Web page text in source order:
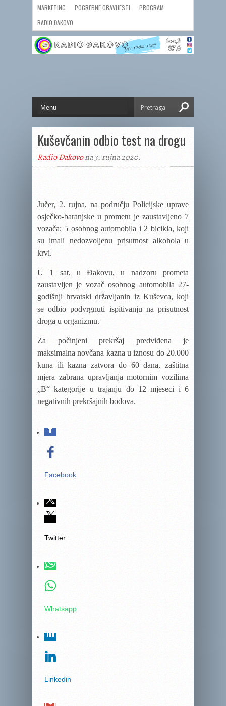
MARKETING POGREBNE OBAVIJESTI
PROGRAM
RADIO ĐAKOVO
Kuševčanin odbio test na drogu
Radio Đakovona 3. rujna 2020.
Jučer, 2. rujna, na području Policijske uprave
osječko-baranjske u prometu je zaustavljeno 7
vozača; 5 osobnog automobila i 2 bicikla, koji
su imali nedozvoljenu prisutnost alkohola u
krvi.
U 1 sat, u Đakovu, u nadzoru prometa
zaustavljen je vozač osobnog automobila 27-
godišnji hrvatski državljanin iz Kuševca, koji
se odbio podvrgnuti ispitivanju na prisutnost
droga u organizmu.
Za počinjeni prekršaj predviđena je
maksimalna novčana kazna u iznosu do 20.000
kuna ili kazna zatvora do 60 dana, zaštitna
mjera zabrana upravljanja motornim vozilima
„B“ kategorije u trajanju do 12 mjeseci i 6
negativnih prekršajnih bodova.
Facebook
Twitter
Whatsapp
Linkedin